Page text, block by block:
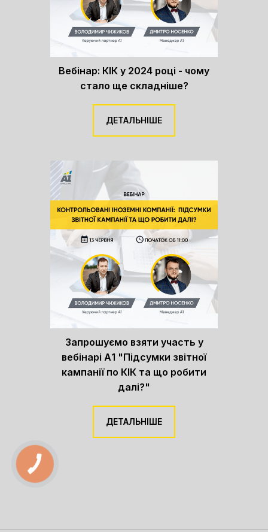
Вебінар: КІК у 2024 році - чому
стало ще складніше?
ДЕТАЛЬНІШЕ
Запрошуємо взяти участь у
вебінарі А1 "Підсумки звітної
кампанії по КІК та що робити
далі?"
ДЕТАЛЬНІШЕ